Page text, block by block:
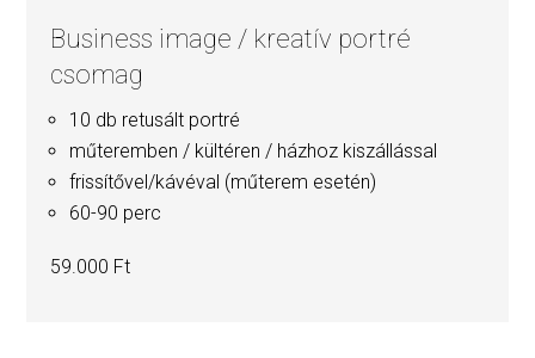
Business image / kreatív portré
csomag
10 db retusált portré
műteremben / kültéren / házhoz kiszállással
frissítővel/kávéval (műterem esetén)
60-90 perc
59.000 Ft